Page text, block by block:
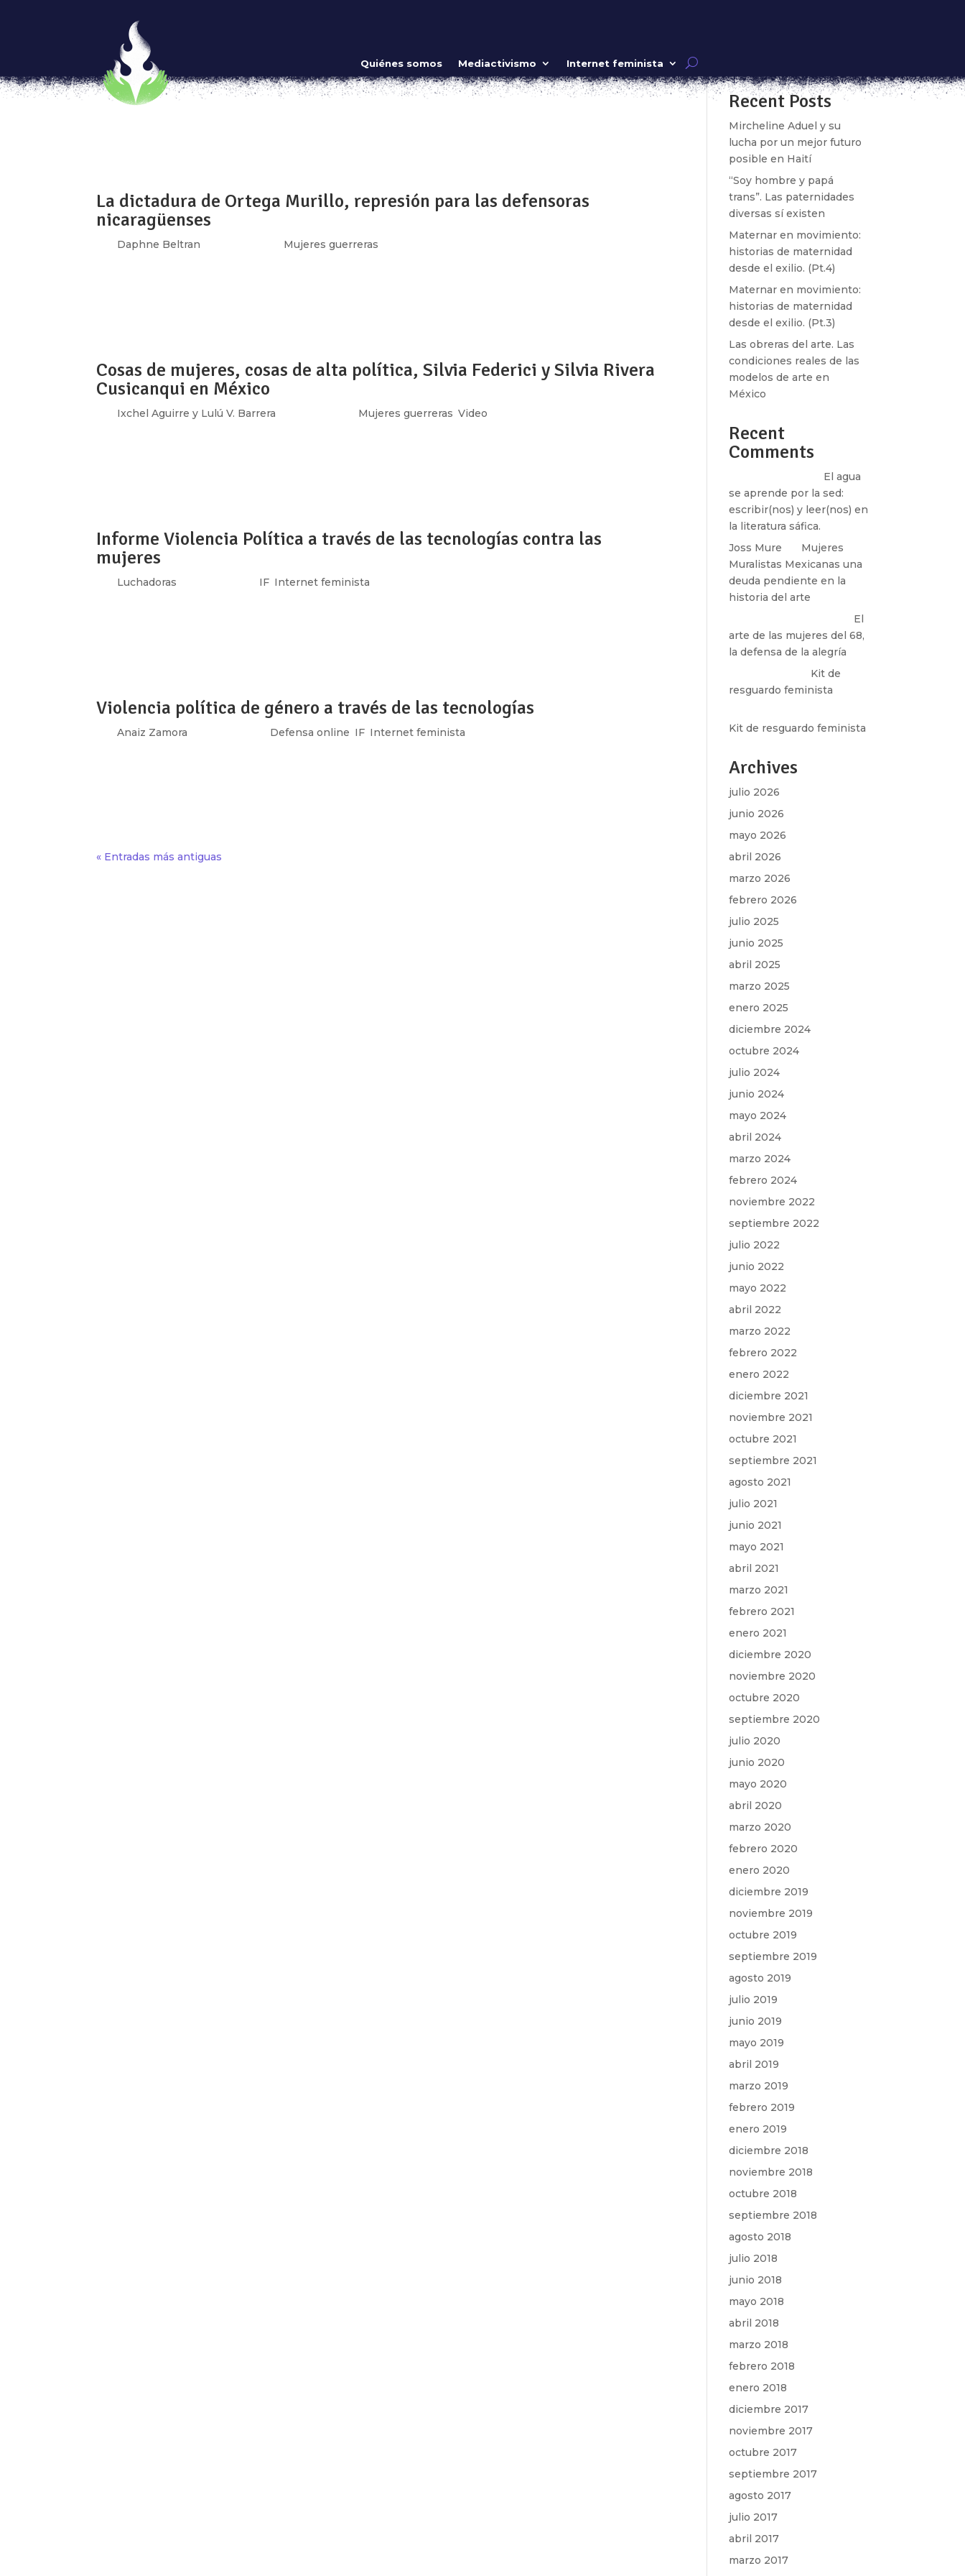
Quiénes somos Mediactivismo Internet feminista
Sofía Blanco y las brujas feministas insurrectas contra el patriarcado.
por Marianne Teixido|Oct 31, 2018|Genias,Video
Sofia Blanco Sixtos es una bruja feminista y este mes nos habla de sanación, chamanismo y otros
La dictadura de Ortega Murillo, represión para las defensoras
nicaragüenses
Daphne Beltran Mujeres guerreras
Cosas de mujeres, cosas de alta política, Silvia Federici y Silvia Rivera
Cusicanqui en México
Ixchel Aguirre y Lulú V. Barrera Mujeres guerreras ,Video
Informe Violencia Política a través de las tecnologías contra las
mujeres
Luchadoras IF Internet feminista
Violencia política de género a través de las tecnologías
porAnaiz Zamora Defensa online IF Internet feminista
« Entradas más antiguas
Recent Posts
Mircheline Aduel y su
lucha por un mejor futuro
posible en Haití
“Soy hombre y papá
trans”. Las paternidades
diversas sí existen
Maternar en movimiento:
historias de maternidad
desde el exilio. (Pt.4)
Maternar en movimiento:
historias de maternidad
desde el exilio. (Pt.3)
Las obreras del arte. Las
condiciones reales de las
modelos de arte en
México
Recent
Comments
El agua
se aprende por la sed:
escribir(nos) y leer(nos) en
la literatura sáfica.
Joss Mure
Mujeres
Muralistas Mexicanas una
deuda pendiente en la
historia del arte
El
arte de las mujeres del 68,
la defensa de la alegría
Kit de
resguardo feminista
Kit de resguardo feminista
Archives
julio 2026
junio 2026
mayo 2026
abril 2026
marzo 2026
febrero 2026
julio 2025
junio 2025
abril 2025
marzo 2025
enero 2025
diciembre 2024
octubre 2024
julio 2024
junio 2024
mayo 2024
abril 2024
marzo 2024
febrero 2024
noviembre 2022
septiembre 2022
julio 2022
junio 2022
mayo 2022
abril 2022
marzo 2022
febrero 2022
enero 2022
diciembre 2021
noviembre 2021
octubre 2021
septiembre 2021
agosto 2021
julio 2021
junio 2021
mayo 2021
abril 2021
marzo 2021
febrero 2021
enero 2021
diciembre 2020
noviembre 2020
octubre 2020
septiembre 2020
julio 2020
junio 2020
mayo 2020
abril 2020
marzo 2020
febrero 2020
enero 2020
diciembre 2019
noviembre 2019
octubre 2019
septiembre 2019
agosto 2019
julio 2019
junio 2019
mayo 2019
abril 2019
marzo 2019
febrero 2019
enero 2019
diciembre 2018
noviembre 2018
octubre 2018
septiembre 2018
agosto 2018
julio 2018
junio 2018
mayo 2018
abril 2018
marzo 2018
febrero 2018
enero 2018
diciembre 2017
noviembre 2017
octubre 2017
septiembre 2017
agosto 2017
julio 2017
abril 2017
marzo 2017